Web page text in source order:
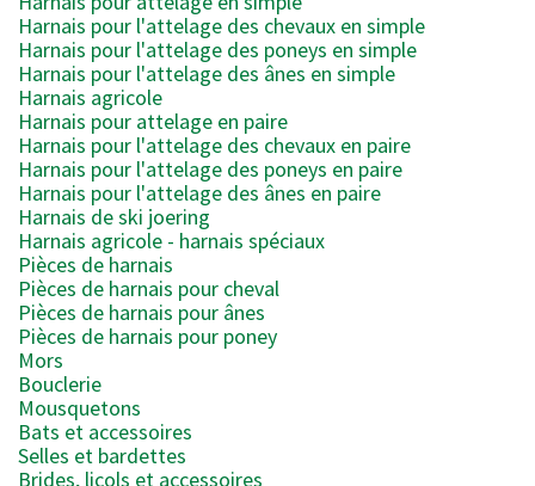
Harnais pour l'attelage des chevaux en simple
Harnais pour l'attelage des poneys en simple
Harnais pour l'attelage des ânes en simple
Harnais agricole
Harnais pour attelage en paire
Harnais pour l'attelage des chevaux en paire
Harnais pour l'attelage des poneys en paire
Harnais pour l'attelage des ânes en paire
Harnais de ski joering
Harnais agricole - harnais spéciaux
Pièces de harnais
Pièces de harnais pour cheval
Pièces de harnais pour ânes
Pièces de harnais pour poney
Mors
Bouclerie
Mousquetons
Bats et accessoires
Selles et bardettes
Brides, licols et accessoires